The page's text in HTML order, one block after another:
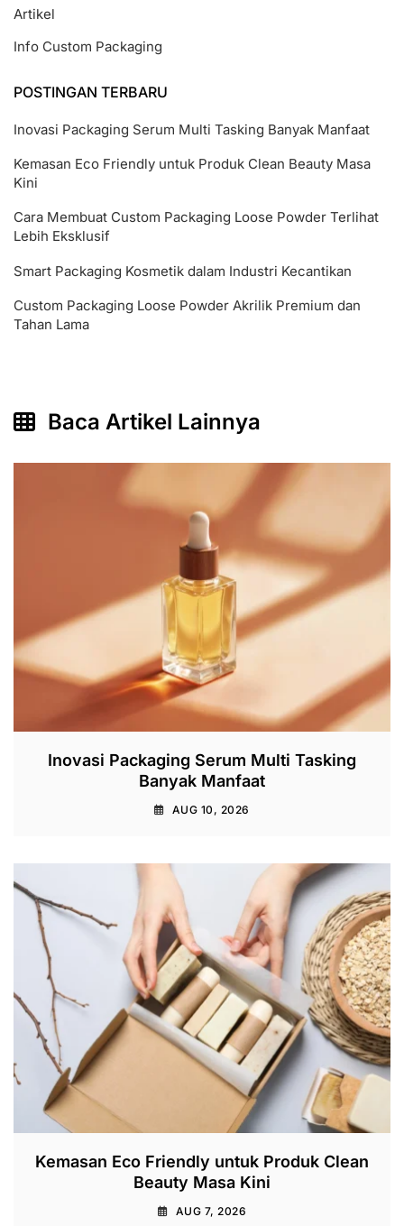
Artikel
Info Custom Packaging
POSTINGAN TERBARU
Inovasi Packaging Serum Multi Tasking Banyak Manfaat
Kemasan Eco Friendly untuk Produk Clean Beauty Masa
Kini
Cara Membuat Custom Packaging Loose Powder Terlihat
Lebih Eksklusif
Smart Packaging Kosmetik dalam Industri Kecantikan
Custom Packaging Loose Powder Akrilik Premium dan
Tahan Lama
Baca Artikel Lainnya
Inovasi Packaging Serum Multi Tasking
Banyak Manfaat
AUG 10, 2026
Kemasan Eco Friendly untuk Produk Clean
Beauty Masa Kini
AUG 7, 2026